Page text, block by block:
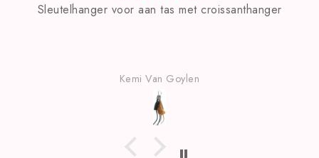
tas met croissanthanger